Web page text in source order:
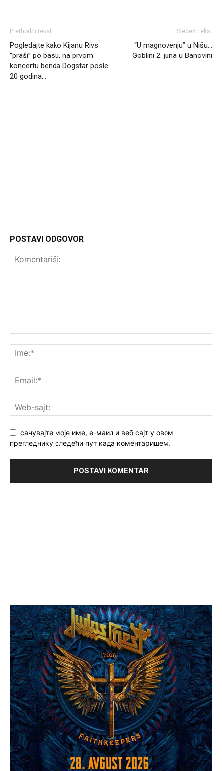
Prethodni tekst
Pogledajte kako Kijanu Rivs
“praši” po basu, na prvom
koncertu benda Dogstar posle
20 godina…
Sledeći tekst
“U magnovenju” u Nišu…
Goblini 2. juna u Banovini
POSTAVI ODGOVOR
сачувајте моје име, е-маил и веб сајт у овом
прегледнику следећи пут када коментаришем.